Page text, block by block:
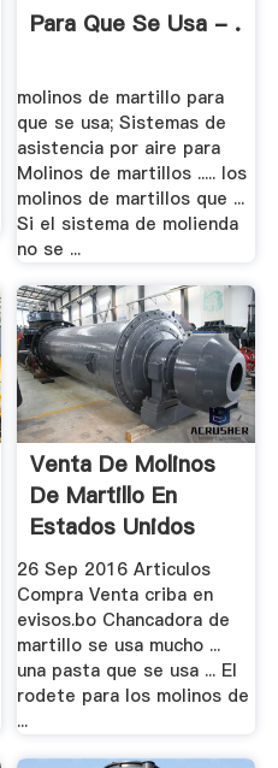
Para Que Se Usa - .
molinos de martillo para
que se usa; Sistemas de
asistencia por aire para
Molinos de martillos ..... los
molinos de martillos que ...
Si el sistema de molienda
no se ...
Venta De Molinos
De Martillo En
Estados Unidos
26 Sep 2016 Articulos
Compra Venta criba en
evisos.bo Chancadora de
martillo se usa mucho ...
una pasta que se usa ... El
rodete para los molinos de
...